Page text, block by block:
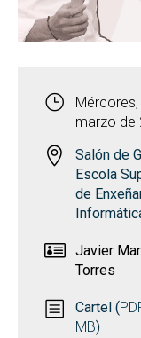
Mércores,
marzo de
Salón de
Escola
de
Javier
Torres
Cartel (
MB)